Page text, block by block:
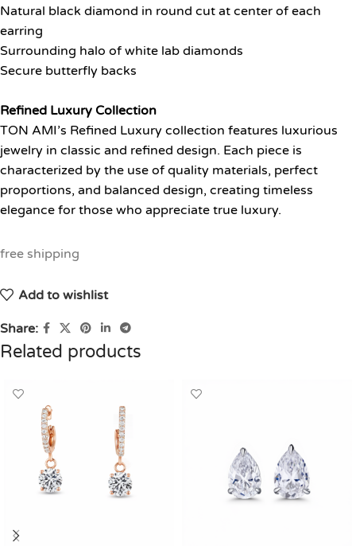
Natural black diamond in round cut at center of each
earring
Surrounding halo of white lab diamonds
Secure butterfly backs
Refined Luxury Collection
TON AMI’s Refined Luxury collection features luxurious
jewelry in classic and refined design. Each piece is
characterized by the use of quality materials, perfect
proportions, and balanced design, creating timeless
elegance for those who appreciate true luxury.
free shipping
Add to wishlist
Share:
Related products